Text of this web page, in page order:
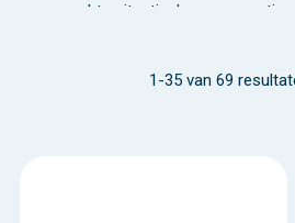
onverwachte situatie. In ons
1-35 van 69